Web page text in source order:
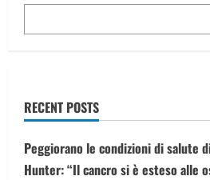
casa:
rettilario
RECENT POSTS
Peggiorano le condizioni di salute
Hunter: “Il cancro si è esteso alle